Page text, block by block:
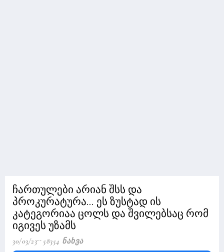
ჩართულები არიან შსს და
პროკურატურა... ეს ზუსტად ის
კატეგორიაა ცოლს და შვილებსაც რომ
იგივეს უზამს
30/03/23 58354 Ნახვა